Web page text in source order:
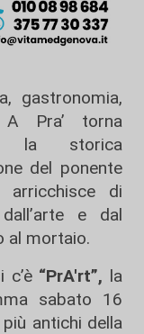
gastronomia,
Pra’ torna
la storica
del ponente
arricchisce di
e dal
al mortaio.
c’è “PrA'rt”, la
sabato 16
antichi della